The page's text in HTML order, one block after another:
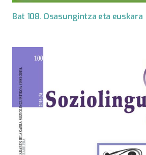
Bat 108. Osasungintza eta euskara